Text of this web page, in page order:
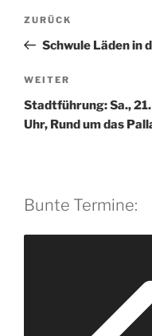
e
r
a
t
i
Vorheriger
Beitrag
ZURÜCK
Schwule Läden in
Nächster
Beitrag
WEITER
Stadtführung: Sa.,
Uhr, Rund um das
Bunte Termine: